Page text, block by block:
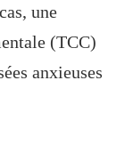
une
(TCC)
anxieuses